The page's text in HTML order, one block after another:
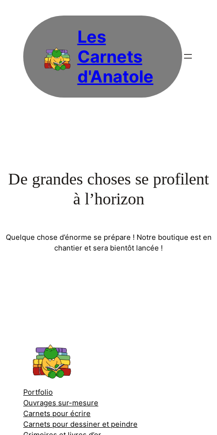
Les
Carnets
d'Anatole
De grandes choses se profilent
à l’horizon
Quelque chose d’énorme se prépare ! Notre boutique est en
chantier et sera bientôt lancée !
Portfolio
Ouvrages sur-mesure
Carnets pour écrire
Carnets pour dessiner et peindre